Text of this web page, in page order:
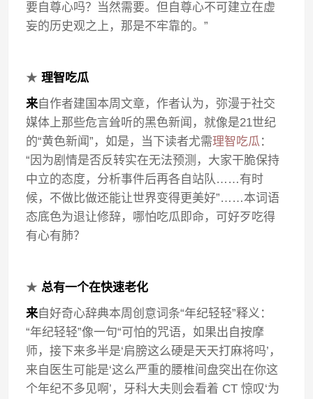
要自尊心吗？当然需要。但自尊心不可建立在虚
妄的历史观之上，那是不牢靠的。”
★理智吃瓜
来自作者建国本周文章，作者认为，弥漫于社交
媒体上那些危言耸听的黑色新闻，就像是21世纪
的“黄色新闻”，如是，当下读者尤需理智吃瓜 ：
“因为剧情是否反转实在无法预测，大家干脆保持
中立的态度，分析事件后再各自站队……有时
候，不做比做还能让世界变得更美好”……本词语
态底色为退让修辞，哪怕吃瓜即命，可好歹吃得
有心有肺？
★ 总有一个在快速老化
来自好奇心辞典本周创意词条“年纪轻轻”释义：
“年纪轻轻”像一句“可怕的咒语，如果出自按摩
师，接下来多半是‘肩膀这么硬是天天打麻将吗’，
来自医生可能是‘这么严重的腰椎间盘突出在你这
个年纪不多见啊’，牙科大夫则会看着 CT 惊叹‘为